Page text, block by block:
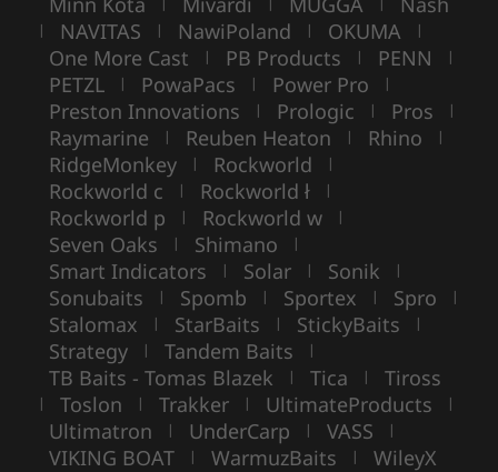
| NAVITAS | NawiPoland | OKUMA |
One More Cast | PB Products | PENN |
PETZL | PowaPacs | Power Pro |
Preston Innovations | Prologic | Pros |
Raymarine | Reuben Heaton | Rhino |
RidgeMonkey | Rockworld |
Rockworld c | Rockworld ł |
Rockworld p | Rockworld w |
Seven Oaks | Shimano |
Smart Indicators | Solar | Sonik |
Sonubaits | Spomb | Sportex | Spro |
Stalomax | StarBaits | StickyBaits |
Strategy | Tandem Baits |
TB Baits - Tomas Blazek | Tica | Tiross
| Toslon | Trakker | UltimateProducts |
Ultimatron | UnderCarp | VASS |
VIKING BOAT | WarmuzBaits | WileyX